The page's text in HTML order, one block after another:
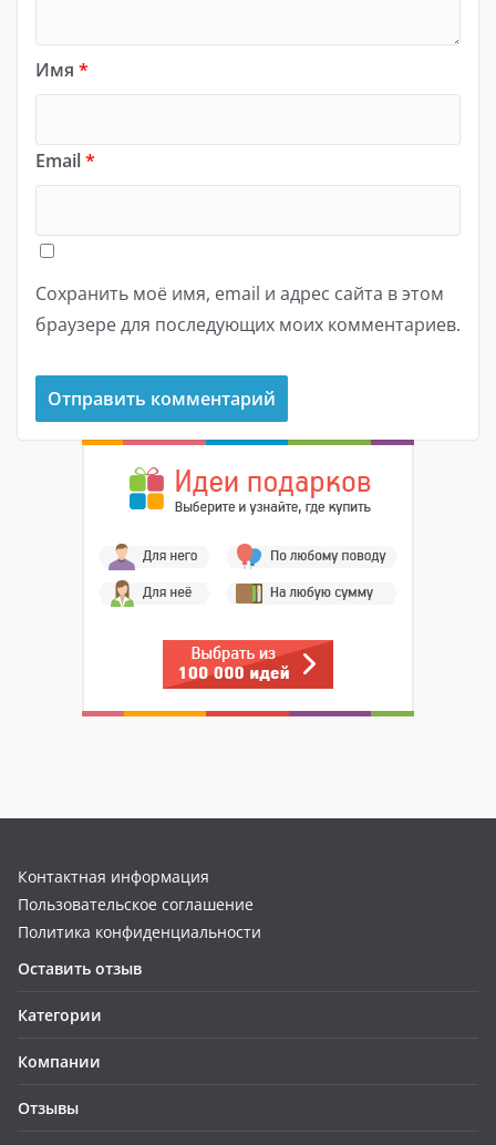
Имя *
Email*
Сохранить моё имя, email и адрес сайта в этом
браузере для последующих моих комментариев.
Контактная информация
Пользовательское соглашение
Политика конфиденциальности
Оставить отзыв
Категории
Компании
Отзывы